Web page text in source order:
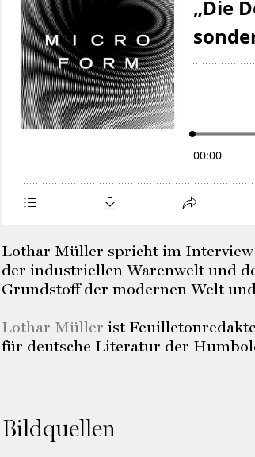
Lothar Müller spricht im
der industriellen Warenwelt und
Grundstoff der modernen Welt
Lothar Müller ist
für deutsche Literatur der
Bildquellen